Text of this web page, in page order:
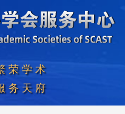
荣学术
务天府